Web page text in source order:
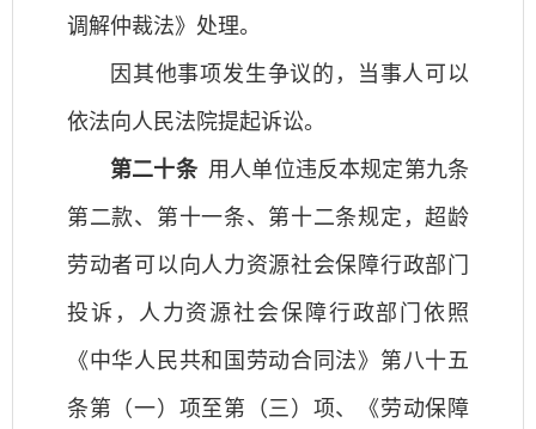
调解仲裁法》处理。
因其他事项发生争议的，当事人可以
依法向人民法院提起诉讼。
第二十条用人单位违反本规定第九条
第二款、第十一条、第十二条规定，超龄
劳动者可以向人力资源社会保障行政部门
投诉，人力资源社会保障行政部门依照
《中华人民共和国劳动合同法》第八十五
条第（一）项至第（三）项、《劳动保障